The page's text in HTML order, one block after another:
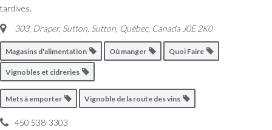
tardives.
303, Draper, Sutton Sutton, Québec, Canada J0E 2K0
Magasins d'alimentation Où manger Quoi Faire
Vignobles et cidreries
Mets à emporter Vignoble de la route des vins
450 538-3303